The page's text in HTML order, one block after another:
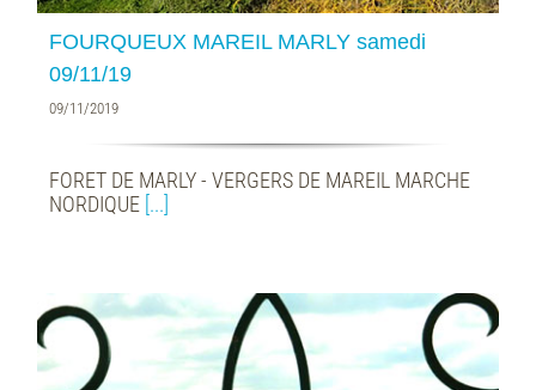
FOURQUEUX MAREIL MARLY samedi
09/11/19
09/11/2019
FORET DE MARLY - VERGERS DE MAREIL MARCHE
NORDIQUE [...]